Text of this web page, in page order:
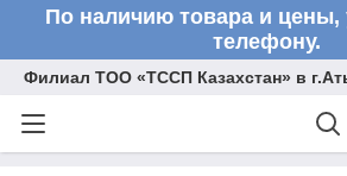
По наличию товара и цены,
телефону.
Филиал ТОО «ТССП Казахстан» в